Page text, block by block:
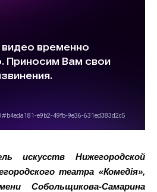
искусств Нижегородской
театра «Комедiя»,
Собольщикова-Самарина